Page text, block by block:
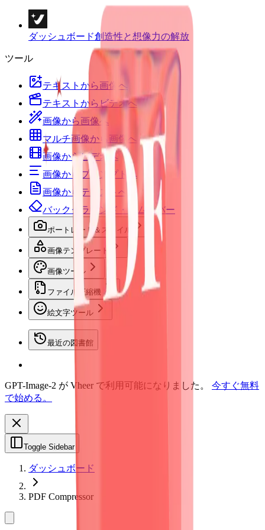
ダッシュボード創造性と想像力の解放
ツール
テキストから画像へ
テキストからビデオへ
画像から画像へ
マルチ画像から画像へ
画像からビデオへ
画像からプロンプトへ
画像からテキストへ
バックグラウンド・リムーバー
ポートレート＆スタイル
画像テンプレート
画像ツール
ファイル圧縮機
絵文字ツール
最近の図書館
GPT-Image-2 が Vheer で利用可能になりました。
今すぐ無料
で始める。
Toggle Sidebar
ダッシュボード
PDF Compressor